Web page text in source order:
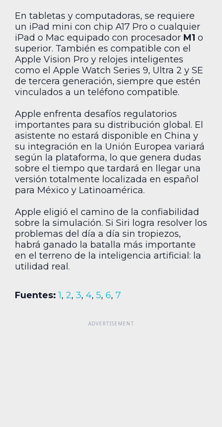
En tabletas y computadoras, se requiere
un iPad mini con chip A17 Pro o cualquier
iPad o Mac equipado con procesador M1 o
superior. También es compatible con el
Apple Vision Pro y relojes inteligentes
como el Apple Watch Series 9, Ultra 2 y SE
de tercera generación, siempre que estén
vinculados a un teléfono compatible.
Apple enfrenta desafíos regulatorios
importantes para su distribución global. El
asistente no estará disponible en China y
su integración en la Unión Europea variará
según la plataforma, lo que genera dudas
sobre el tiempo que tardará en llegar una
versión totalmente localizada en español
para México y Latinoamérica.
Apple eligió el camino de la confiabilidad
sobre la simulación. Si Siri logra resolver los
problemas del día a día sin tropiezos,
habrá ganado la batalla más importante
en el terreno de la inteligencia artificial: la
utilidad real.
Fuentes: 1, 2, 3, 4, 5, 6, 7